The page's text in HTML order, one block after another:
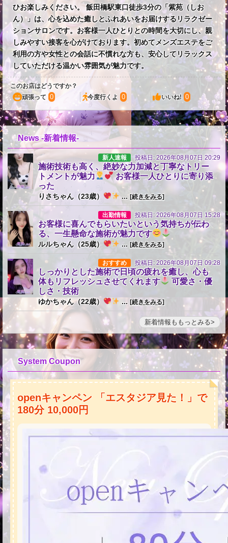
ひお楽しみください。 飯田橋駅東口徒歩3分の「紫苑（しお
ん）」は、心を込めた癒しとふれあいをお届けするリラクゼー
ションサロンです。お客様一人ひとりとの時間を大切にし、親
しみやすい接客を心がけております。初めてメンズエステをご
利用の方や女性との会話に不慣れな方も、安心してリラックス
していただける温かい雰囲気が魅力です。
このお店はどうですか？
頑張って 0 今度行くよ 0 いいね! 0
News -新着情報-
新人速報 投稿日: 2026年08月07日 20:29
施術技術も高く、絶妙な力加減と丁寧なトリー
トメントが魅力
お客様一人ひとりに寄り添
った
りさちゃん（23歳） ...[続きをみる]
出勤情報 投稿日: 2026年08月07日 15:28
お客様に喜んでもらいたいという気持ちが伝わ
る、一生懸命な施術が魅力です
ルルちゃん（25歳） ...[続きをみる]
おすすめ 投稿日: 2026年08月07日 09:28
しっかりとした施術で日頃の疲れを癒し、心も
体もリフレッシュさせてくれます
可愛さ・優
しさ・技術
ゆかちゃん（22歳） ...[続きをみる]
新着情報ももっとみる
System Coupon
openキャンペン 「エスタジア見た！」で
180分 10,000円